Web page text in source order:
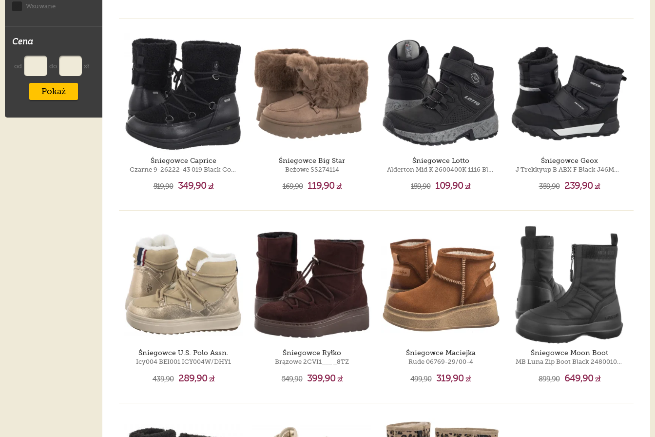
Wsuwane
Cena
od do zł
Pokaż
Śniegowce Caprice
519,90 349,90zł
Śniegowce Big Star
Beżowe SS274114
169,90 119,90zł
Śniegowce Lotto
159,90 109,90zł
Śniegowce Geox
359,90 239,90zł
Śniegowce U.S. Polo Assn.
Icy004 BEI001 ICY004W/DHY1
439,90 289,90zł
Śniegowce Ryłko
Brązowe 2CVI1___ _8TZ
549,90 399,90zł
Śniegowce Maciejka
Rude 06769-29/00-4
499,90 319,90zł
Śniegowce Moon Boot
MB Luna Zip Boot Black 2480010 N001
899,90 649,90zł